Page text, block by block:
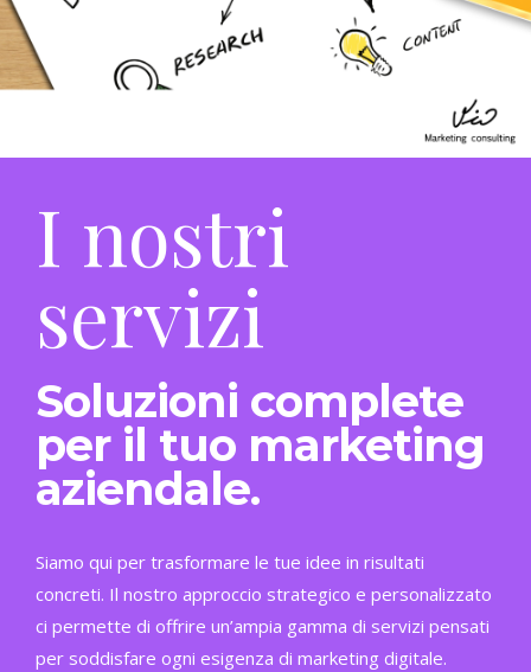
I nostri
servizi
Soluzioni complete
per il tuo marketing
aziendale.
Siamo qui per trasformare le tue idee in risultati
concreti. Il nostro approccio strategico e personalizzato
ci permette di offrire un’ampia gamma di servizi pensati
per soddisfare ogni esigenza di marketing digitale.